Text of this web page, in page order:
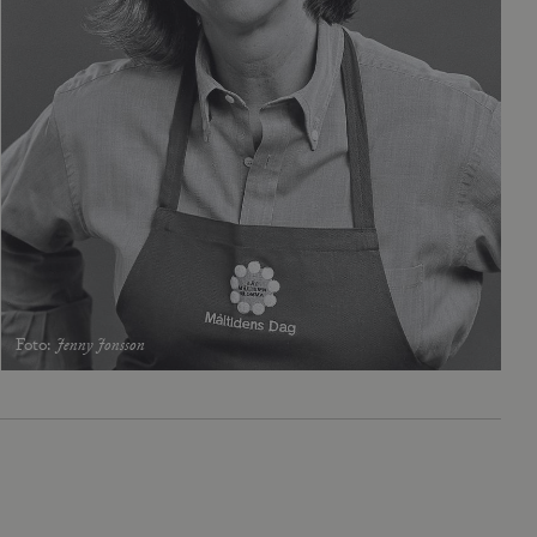
Foto: Jenny Jonsson